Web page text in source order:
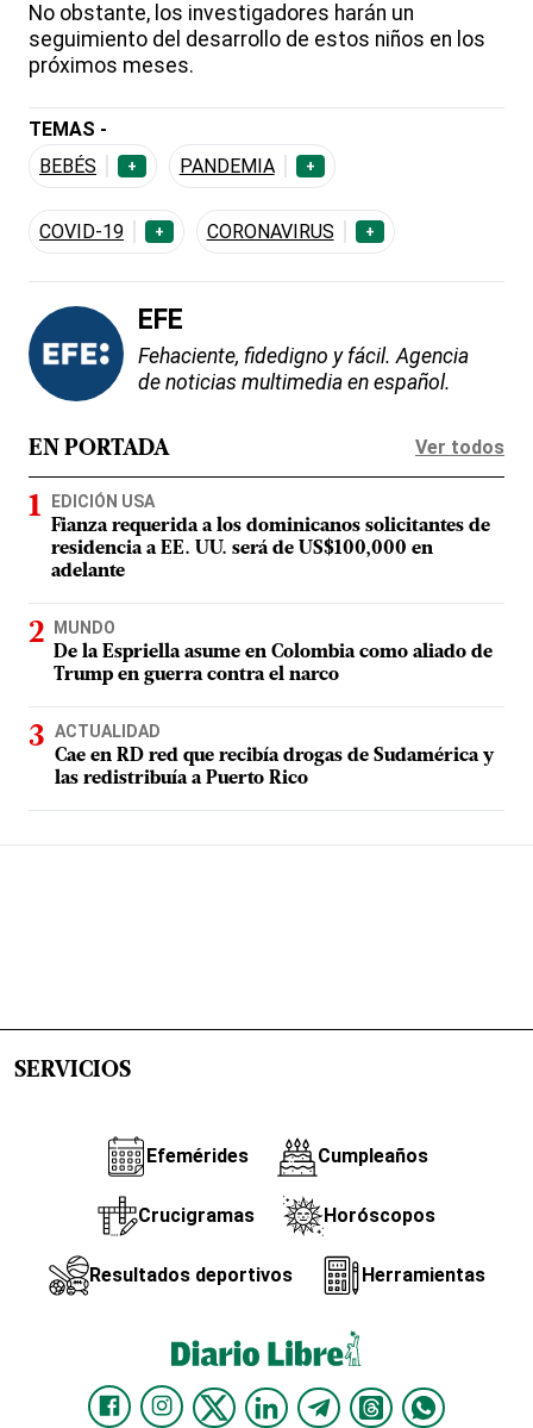
No obstante, los investigadores harán un
seguimiento del desarrollo de estos niños en los
próximos meses.
TEMAS -
BEBÉS
+ PANDEMIA +
COVID-19 + CORONAVIRUS +
EFE
Fehaciente, fidedigno y fácil. Agencia
de noticias multimedia en español.
EN PORTADA Ver todos
EDICIÓN USA
Fianza requerida a los dominicanos solicitantes de
residencia a EE. UU. será de US$100,000 en
adelante
MUNDO
De la Espriella asume en Colombia como aliado de
Trump en guerra contra el narco
ACTUALIDAD
Cae en RD red que recibía drogas de Sudamérica y
las redistribuía a Puerto Rico
SERVICIOS
Efemérides Cumpleaños
Crucigramas Horóscopos
Resultados deportivos Herramientas